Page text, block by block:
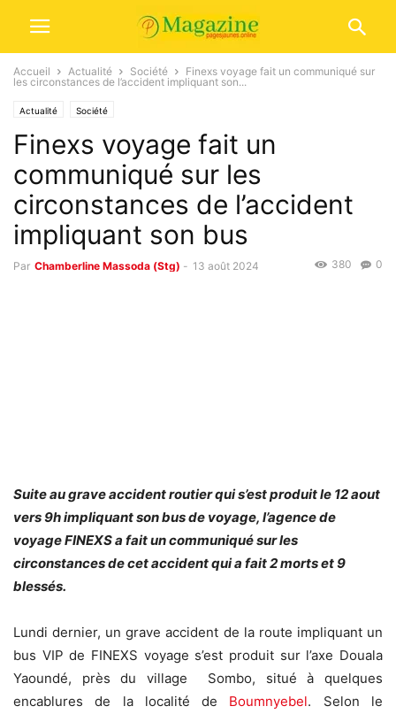
Accueil Actualité Société
Finexs voyage fait un communiqué sur
les circonstances de l’accident impliquant son...
Actualité Société
Finexs voyage fait un
communiqué sur les
circonstances de l’accident
impliquant son bus
Par Chamberline Massoda (Stg) - 13 août 2024 0
380
Suite au grave accident routier qui s’est produit le 12 aout
vers 9h impliquant son bus de voyage, l’agence de
voyage FINEXS a fait un communiqué sur les
circonstances de cet accident qui a fait 2 morts et 9
blessés.
Lundi dernier, un grave accident de la route impliquant un
bus VIP de FINEXS voyage s’est produit sur l’axe Douala
Yaoundé, près du village Sombo, situé à quelques
encablures de la localité de Boumnyebel. Selon le